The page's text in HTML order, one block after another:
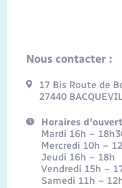
Nous contacter :
17 Bis Route de
27440
Horaires
Mardi 16h –
Mercredi 10h –
Jeudi 16h – 18h
Vendredi 15h –
Samedi 11h –